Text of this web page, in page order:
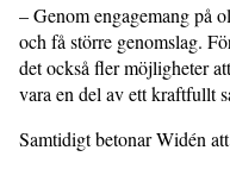
– Genom engagemang på
och få större genomslag.
det också fler möjligheter
vara en del av ett kraftfullt
Samtidigt betonar Widén